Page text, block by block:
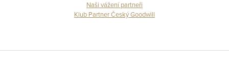
Naši vážení partneři
Klub Partner Český Goodwill